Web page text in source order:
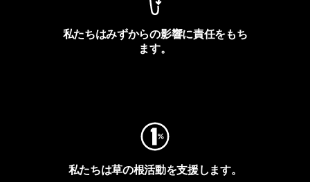
私たちはみずからの影響に責任をもち
ます。
私たちは草の根活動を支援します。